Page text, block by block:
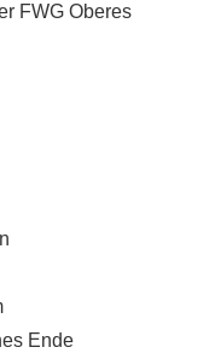
FWG Oberes
Ende